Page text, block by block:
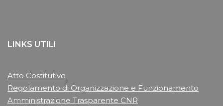
LINKS UTILI
Atto Costitutivo
Regolamento di Organizzazione e Funzionamento
Amministrazione Trasparente CNR